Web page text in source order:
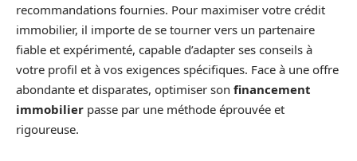
recommandations fournies. Pour maximiser votre crédit
immobilier, il importe de se tourner vers un partenaire
fiable et expérimenté, capable d’adapter ses conseils à
votre profil et à vos exigences spécifiques. Face à une offre
abondante et disparates, optimiser son financement
immobilier passe par une méthode éprouvée et
rigoureuse.